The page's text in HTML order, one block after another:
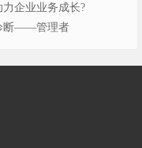
企业业务成长?
断——管理者